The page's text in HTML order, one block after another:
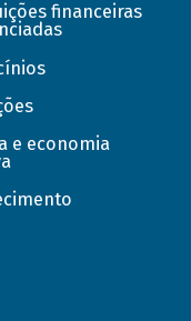
financeiras
e economia